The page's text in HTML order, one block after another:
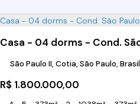
R$ 1.800.000,00
São Paulo II, Cotia, São Paulo, Brasil